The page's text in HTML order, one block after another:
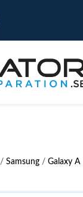
/Samsung /Galaxy A